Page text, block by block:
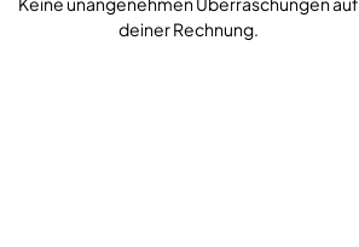
deiner Rechnung.